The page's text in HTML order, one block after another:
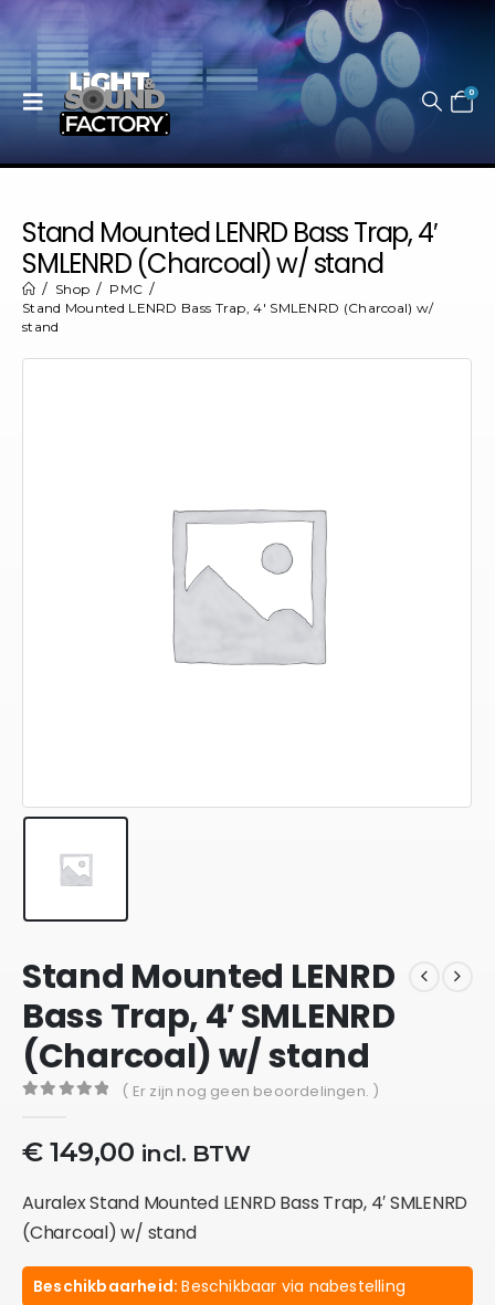
0
Stand Mounted LENRD Bass Trap, 4′
SMLENRD (Charcoal) w/ stand
Shop
PMC
Stand Mounted LENRD Bass Trap, 4′ SMLENRD (Charcoal) w/
stand
Stand Mounted LENRD
Bass Trap, 4′ SMLENRD
(Charcoal) w/ stand
( Er zijn nog geen beoordelingen. )
€149,00 incl. BTW
Auralex Stand Mounted LENRD Bass Trap, 4′ SMLENRD
(Charcoal) w/ stand
Beschikbaarheid:Beschikbaar via nabestelling